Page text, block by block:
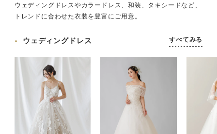
ウェディングドレスやカラードレス、和装、タキシードなど、
トレンドに合わせた衣装を豊富にご用意。
ウェディングドレス すべてみる